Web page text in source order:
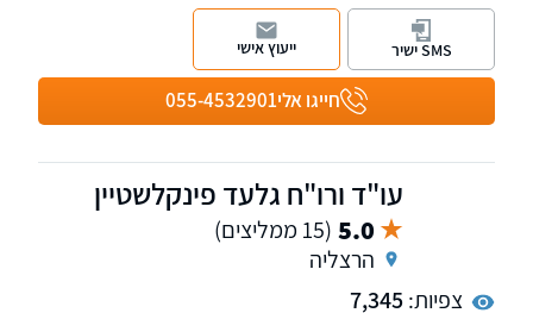
מקרקעין וההוצאה לפועל. ניסיון רב בטיפול בהליכי
גירושין מורכבים וגם בסיום בהסכמים כאשר טובת
הילדים היא עיקרון המנחה אותנו. נשמח לקבוע
עמכם פגישת ייעוץ.חייגו אלי055-4532901
SMS ישיר ייעוץ אישי
עו"ד ורו"ח גלעד פינקלשטיין
5.0 (15 ממליצים)
הרצליה
צפיות:7,345